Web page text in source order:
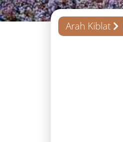
Arah Kiblat